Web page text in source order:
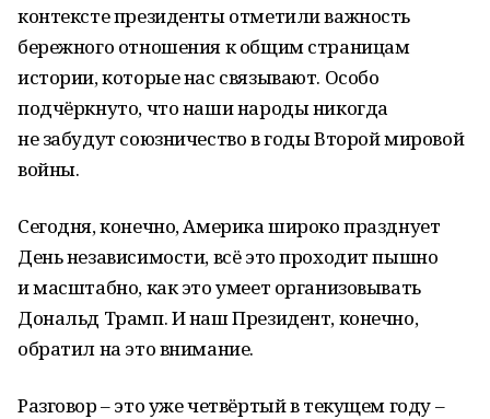
контексте президенты отметили важность
бережного отношения к общим страницам
истории, которые нас связывают. Особо
подчёркнуто, что наши народы никогда
не забудут союзничество в годы Второй мировой
войны.
Сегодня, конечно, Америка широко празднует
День независимости, всё это проходит пышно
и масштабно, как это умеет организовывать
Дональд Трамп. И наш Президент, конечно,
обратил на это внимание.
Разговор – это уже четвёртый в текущем году –